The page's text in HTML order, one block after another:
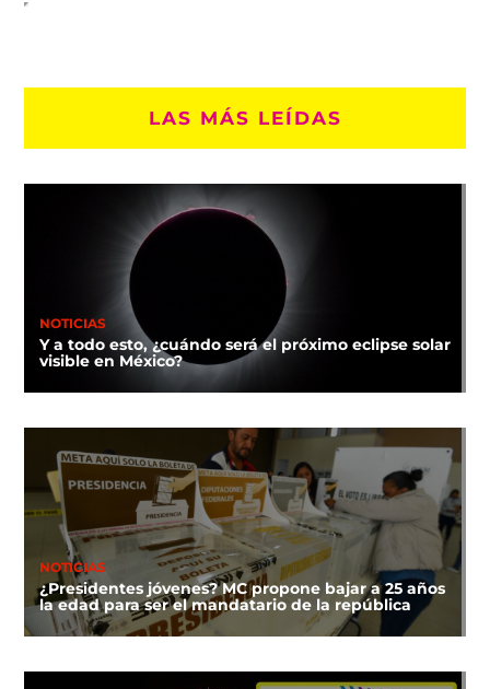
LAS MÁS LEÍDAS
NOTICIAS
Y a todo esto, ¿cuándo será el próximo eclipse solar
visible en México?
NOTICIAS
¿Presidentes jóvenes? MC propone bajar a 25 años
la edad para ser el mandatario de la república